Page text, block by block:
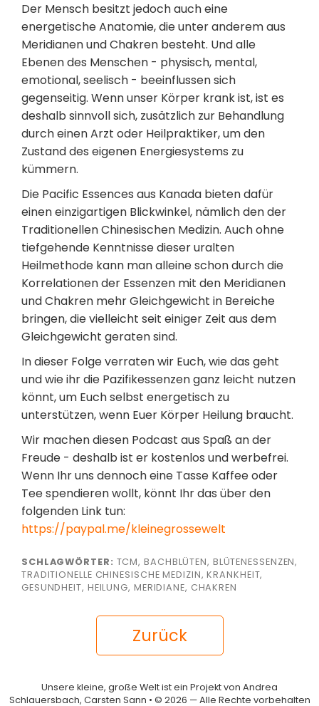
Der Mensch besitzt jedoch auch eine
energetische Anatomie, die unter anderem aus
Meridianen und Chakren besteht. Und alle
Ebenen des Menschen - physisch, mental,
emotional, seelisch - beeinflussen sich
gegenseitig. Wenn unser Körper krank ist, ist es
deshalb sinnvoll sich, zusätzlich zur Behandlung
durch einen Arzt oder Heilpraktiker, um den
Zustand des eigenen Energiesystems zu
kümmern.
Die Pacific Essences aus Kanada bieten dafür
einen einzigartigen Blickwinkel, nämlich den der
Traditionellen Chinesischen Medizin. Auch ohne
tiefgehende Kenntnisse dieser uralten
Heilmethode kann man alleine schon durch die
Korrelationen der Essenzen mit den Meridianen
und Chakren mehr Gleichgewicht in Bereiche
bringen, die vielleicht seit einiger Zeit aus dem
Gleichgewicht geraten sind.
In dieser Folge verraten wir Euch, wie das geht
und wie ihr die Pazifikessenzen ganz leicht nutzen
könnt, um Euch selbst energetisch zu
unterstützen, wenn Euer Körper Heilung braucht.
Wir machen diesen Podcast aus Spaß an der
Freude - deshalb ist er kostenlos und werbefrei.
Wenn Ihr uns dennoch eine Tasse Kaffee oder
Tee spendieren wollt, könnt Ihr das über den
folgenden Link tun:
https://paypal.me/kleinegrossewelt
SCHLAGWÖRTER: TCM, BACHBLÜTEN, BLÜTENESSENZEN,
TRADITIONELLE CHINESISCHE MEDIZIN, KRANKHEIT,
GESUNDHEIT, HEILUNG, MERIDIANE, CHAKREN
Zurück
Unsere kleine, große Welt ist ein Projekt von Andrea
Schlauersbach, Carsten Sann • © 2026 — Alle Rechte vorbehalten